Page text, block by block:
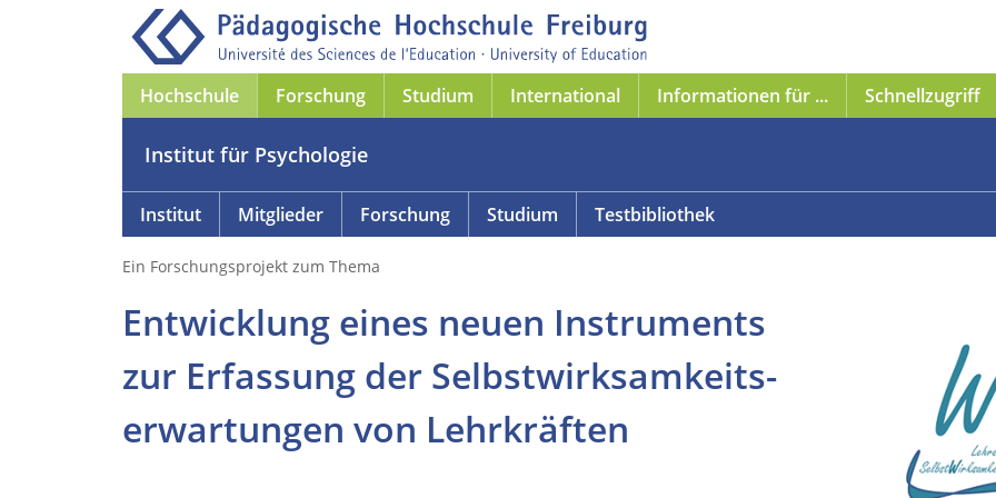
Hochschule Forschung Studium International Informationen für ... Schnellzugriff
Institut für Psychologie
Institut Mitglieder Forschung Studium Testbibliothek
Ein Forschungsprojekt zum Thema
Entwicklung eines neuen Instruments
zur Erfassung der Selbstwirksamkeits-
erwartungen von Lehrkräften